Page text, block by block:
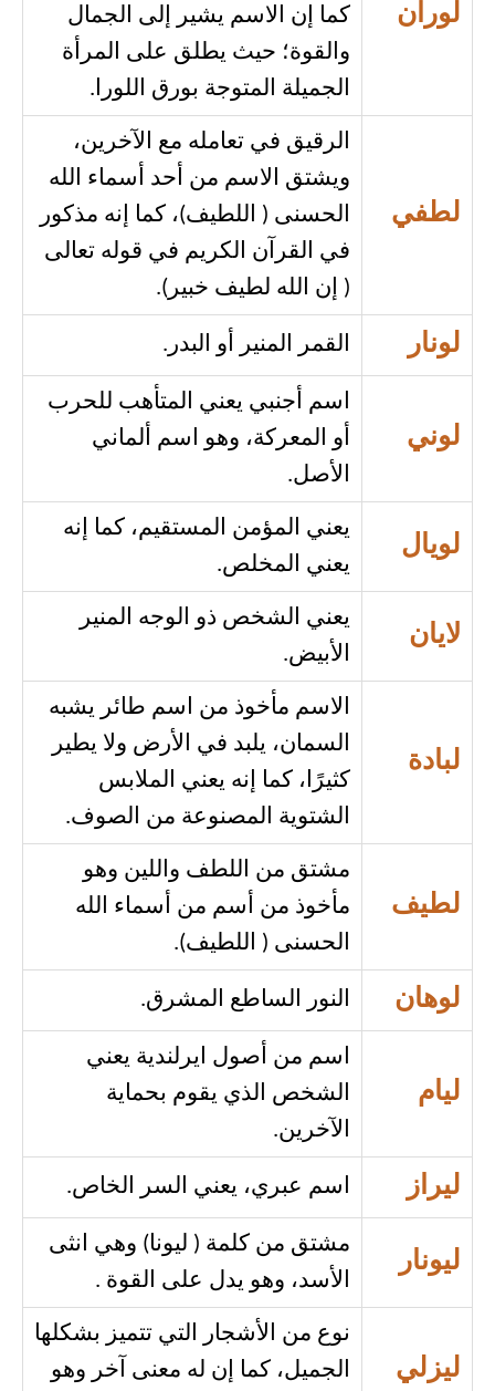
لوران
كما إن الاسم يشير إلى الجمال
والقوة؛ حيث يطلق على المرأة
الجميلة المتوجة بورق اللورا.
لطفي
الرقيق في تعامله مع الآخرين،
ويشتق الاسم من أحد أسماء الله
الحسنى ( اللطيف)، كما إنه مذكور
في القرآن الكريم في قوله تعالى
( إن الله لطيف خبير).
لونار القمر المنير أو البدر.
لوني
اسم أجنبي يعني المتأهب للحرب
أو المعركة، وهو اسم ألماني
الأصل.
لويال
يعني المؤمن المستقيم، كما إنه
يعني المخلص.
لايان
يعني الشخص ذو الوجه المنير
الأبيض.
لبادة
الاسم مأخوذ من اسم طائر يشبه
السمان، يلبد في الأرض ولا يطير
كثيرًا، كما إنه يعني الملابس
الشتوية المصنوعة من الصوف.
لطيف
مشتق من اللطف واللين وهو
مأخوذ من أسم من أسماء الله
الحسنى ( اللطيف).
لوهان النور الساطع المشرق.
ليام
اسم من أصول ايرلندية يعني
الشخص الذي يقوم بحماية
الآخرين.
ليراز اسم عبري، يعني السر الخاص.
ليونار
مشتق من كلمة ( ليونا) وهي انثى
الأسد، وهو يدل على القوة .
ليزلي
نوع من الأشجار التي تتميز بشكلها
الجميل، كما إن له معنى آخر وهو